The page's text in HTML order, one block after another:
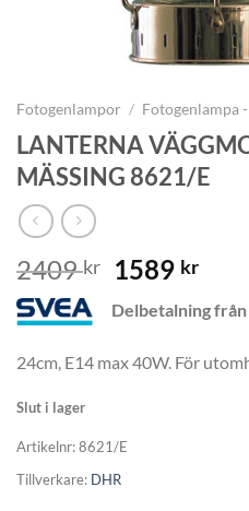
Fotogenlampor / Fotogenlampa
LANTERNA
MÄSSING 8621/E
2409kr
Det
priset
2409 kr.
1589 krDet
Delbetalning från
24cm, E14 max 40W. För
Slut i lager
Artikelnr:8621/E
Tillverkare: DHR